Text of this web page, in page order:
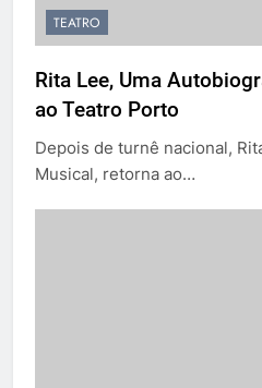
TEATRO
Rita Lee, Uma
ao Teatro Porto
Depois de turnê nacional,
Musical, retorna ao…